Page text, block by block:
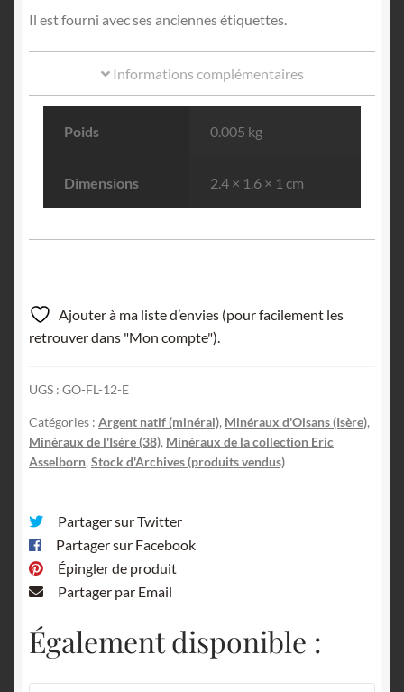
Il est fourni avec ses anciennes étiquettes.
Informations complémentaires
Poids 0.005 kg
Dimensions 2.4 × 1.6 × 1 cm
Ajouter à ma liste d’envies (pour facilement les
retrouver dans "Mon compte").
UGS : GO-FL-12-E
Catégories : Argent natif (minéral), Minéraux d'Oisans (Isère),
Minéraux de l'Isère (38), Minéraux de la collection Eric
Asselborn, Stock d'Archives (produits vendus)
Partager sur Twitter
Partager sur Facebook
Épingler de produit
Partager par Email
Également disponible :